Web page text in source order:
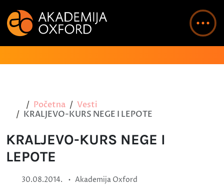
Početna
Vesti
KRALJEVO-KURS NEGE I LEPOTE
KRALJEVO-KURS NEGE I
LEPOTE
30.08.2014. • Akademija Oxford